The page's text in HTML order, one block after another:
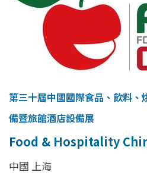
第三十屆中國國際食品、飲料、
備暨旅館酒店設備展
Food & Hospitality
中國 上海